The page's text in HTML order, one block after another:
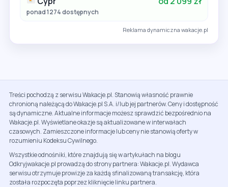
ponad 1274 dostępnych
Reklama dynamiczna wakacje.pl
Treści pochodzą z serwisu Wakacje.pl. Stanowią własność prawnie
chronioną należącą do Wakacje.pl S.A. i/lub jej partnerów. Ceny i dostępność
są dynamiczne. Aktualne informacje możesz sprawdzić bezpośrednio na
Wakacje.pl. Wyświetlane okazje są aktualizowane w interwałach
czasowych. Zamieszczone informacje lub ceny nie stanowią oferty w
rozumieniu Kodeksu Cywilnego.
Wszystkie odnośniki, które znajdują się w artykułach na blogu
Odkryjwakacje.pl prowadzą do strony partnera: Wakacje.pl. Wydawca
serwisu otrzymuje prowizje za każdą sfinalizowaną transakcję, która
została rozpoczęta poprzez kliknięcie linku partnera.